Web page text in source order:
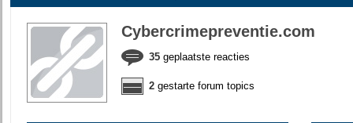
Cybercrimepreventie.com
35geplaatste reacties
2gestarte forum topics